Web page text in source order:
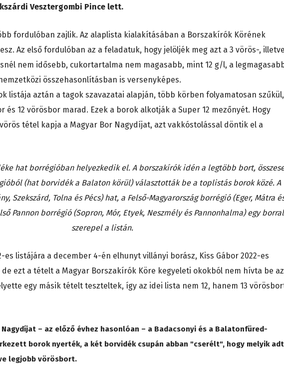
Vesztergombi Pince lett.
fordulóban zajlik. Az alaplista kialakításában a Borszakírók Körének
Az első fordulóban az a feladatuk, hogy jelöljék meg azt a 3 vörös-,
nem idősebb, cukortartalma nem magasabb, mint 12 g/l, a
összehasonlításban is versenyképes.
listája aztán a tagok szavazatai alapján, több körben folyamatosan szűkül,
és 12 vörösbor marad. Ezek a borok alkotják a Super 12 mezőnyét. Hogy
tétel kapja a Magyar Bor Nagydíjat, azt vakkóstolással döntik el a
hat borrégióban helyezkedik el. A borszakírók idén a legtöbb bort,
(hat borvidék a Balaton körül) választották be a toplistás borok közé. A
Szekszárd, Tolna és Pécs) hat, a Felső-Magyarország borrégió (Eger, Mátra
Pannon borrégió (Sopron, Mór, Etyek, Neszmély és Pannonhalma) egy borral
szerepel a listán.
es listájára a december 4-én elhunyt villányi borász, Kiss Gábor 2022-es
ezt a tételt a Magyar Borszakírók Köre kegyeleti okokból nem hívta be az
egy másik tételt teszteltek, így az idei lista nem 12, hanem 13
Nagydíjat – az előző évhez hasonlóan – a Badacsonyi és a Balatonfüred-
borok nyerték, a két borvidék csupán abban "cserélt", hogy melyik
legjobb vörösbort.